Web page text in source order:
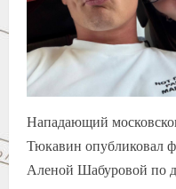
Нападающий
Тюкавин опубликовал
Аленой Шабуровой по